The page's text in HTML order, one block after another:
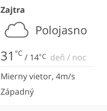
Zajtra
Polojasno
31 °C / 14°C deň / noc
Mierny vietor, 4m/s
Západný